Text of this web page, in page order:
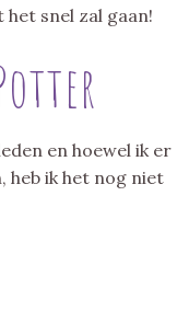
snel zal gaan!
en hoewel ik er
heb ik het nog niet